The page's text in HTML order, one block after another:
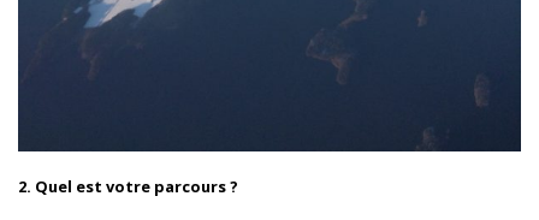
2. Quel est votre parcours ?